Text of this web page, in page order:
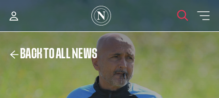
BACK TO ALL NEWS